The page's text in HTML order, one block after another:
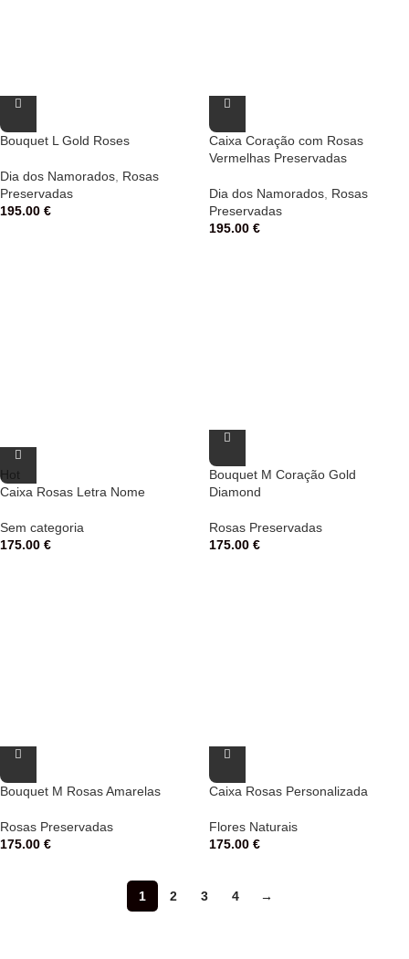
Bouquet L Gold Roses
Dia dos Namorados Rosas
Preservadas
195.00 €
Caixa Coração com Rosas
Vermelhas Preservadas
Dia dos Namorados Rosas
Preservadas
195.00 €
Hot
Caixa Rosas Letra Nome
Sem categoria
175.00 €
Bouquet M Coração Gold
Diamond
Rosas Preservadas
175.00 €
Bouquet M Rosas Amarelas
Rosas Preservadas
175.00 €
Caixa Rosas Personalizada
Flores Naturais
175.00 €
1 2 3 4 →